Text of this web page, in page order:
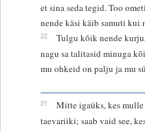
et sina seda tegid. Too
nende käsi käib samuti kui
22
Tulgu kõik nende
nagu sa talitasid minuga
mu ohkeid on palju ja mu
21
Mitte igaüks, kes mulle
taevariiki; saab vaid see,